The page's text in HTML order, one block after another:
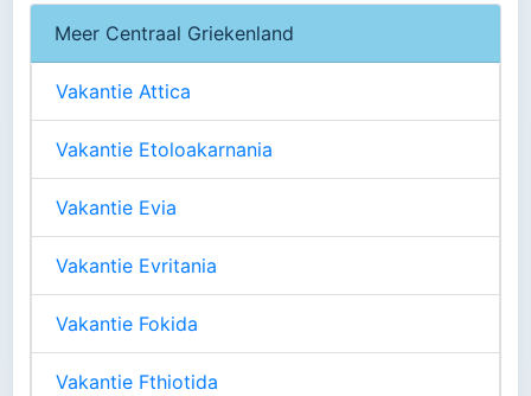
Meer Centraal Griekenland
Vakantie Attica
Vakantie Etoloakarnania
Vakantie Evia
Vakantie Evritania
Vakantie Fokida
Vakantie Fthiotida